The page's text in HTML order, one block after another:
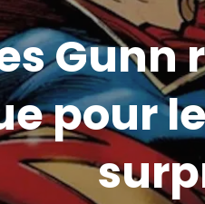
pour